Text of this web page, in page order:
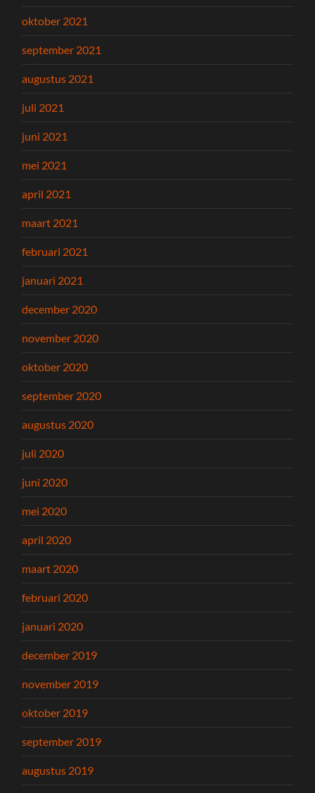
oktober 2021
september 2021
augustus 2021
juli 2021
juni 2021
mei 2021
april 2021
maart 2021
februari 2021
januari 2021
december 2020
november 2020
oktober 2020
september 2020
augustus 2020
juli 2020
juni 2020
mei 2020
april 2020
maart 2020
februari 2020
januari 2020
december 2019
november 2019
oktober 2019
september 2019
augustus 2019